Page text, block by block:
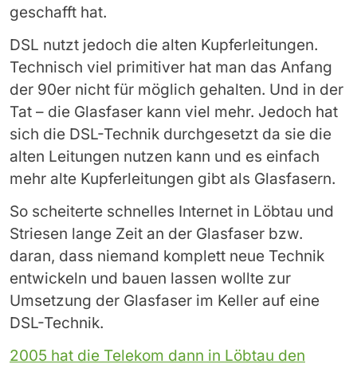
geschafft hat.
DSL nutzt jedoch die alten Kupferleitungen.
Technisch viel primitiver hat man das Anfang
der 90er nicht für möglich gehalten. Und in der
Tat – die Glasfaser kann viel mehr. Jedoch hat
sich die DSL-Technik durchgesetzt da sie die
alten Leitungen nutzen kann und es einfach
mehr alte Kupferleitungen gibt als Glasfasern.
So scheiterte schnelles Internet in Löbtau und
Striesen lange Zeit an der Glasfaser bzw.
daran, dass niemand komplett neue Technik
entwickeln und bauen lassen wollte zur
Umsetzung der Glasfaser im Keller auf eine
DSL-Technik.
2005 hat die Telekom dann in Löbtau den